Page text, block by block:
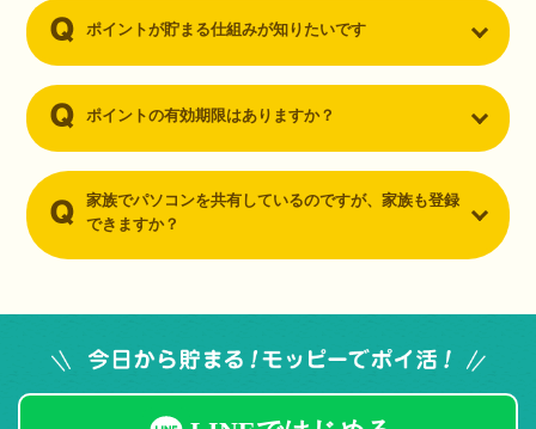
ポイントが貯まる仕組みが知りたいです
ポイントの有効期限はありますか？
家族でパソコンを共有しているのですが、家族も登録
できますか？